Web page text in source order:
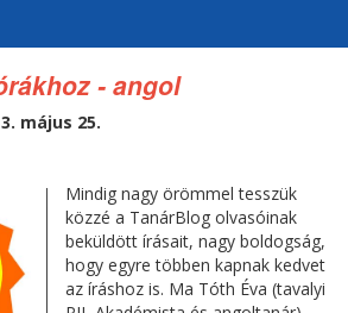
- angol
május 25.
Mindig nagy örömmel tesszük
közzé a TanárBlog olvasóinak
beküldött írásait, nagy boldogság,
hogy egyre többen kapnak kedvet
az íráshoz is. Ma Tóth Éva (tavalyi